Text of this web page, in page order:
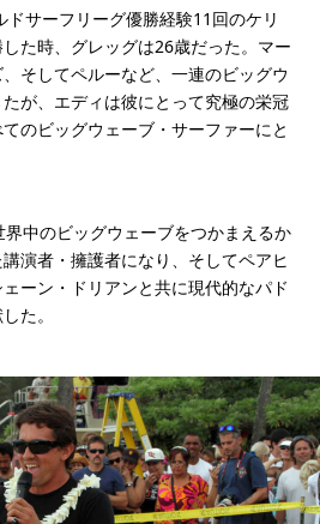
サーフリーグ優勝経験11回のケリ
た時、グレッグは26歳だった。マー
そしてペルーなど、一連のビッグウ
が、エディは彼にとって究極の栄冠
のビッグウェーブ・サーファーにと
中のビッグウェーブをつかまえるか
演者・擁護者になり、そしてペアヒ
ェーン・ドリアンと共に現代的なパド
た。